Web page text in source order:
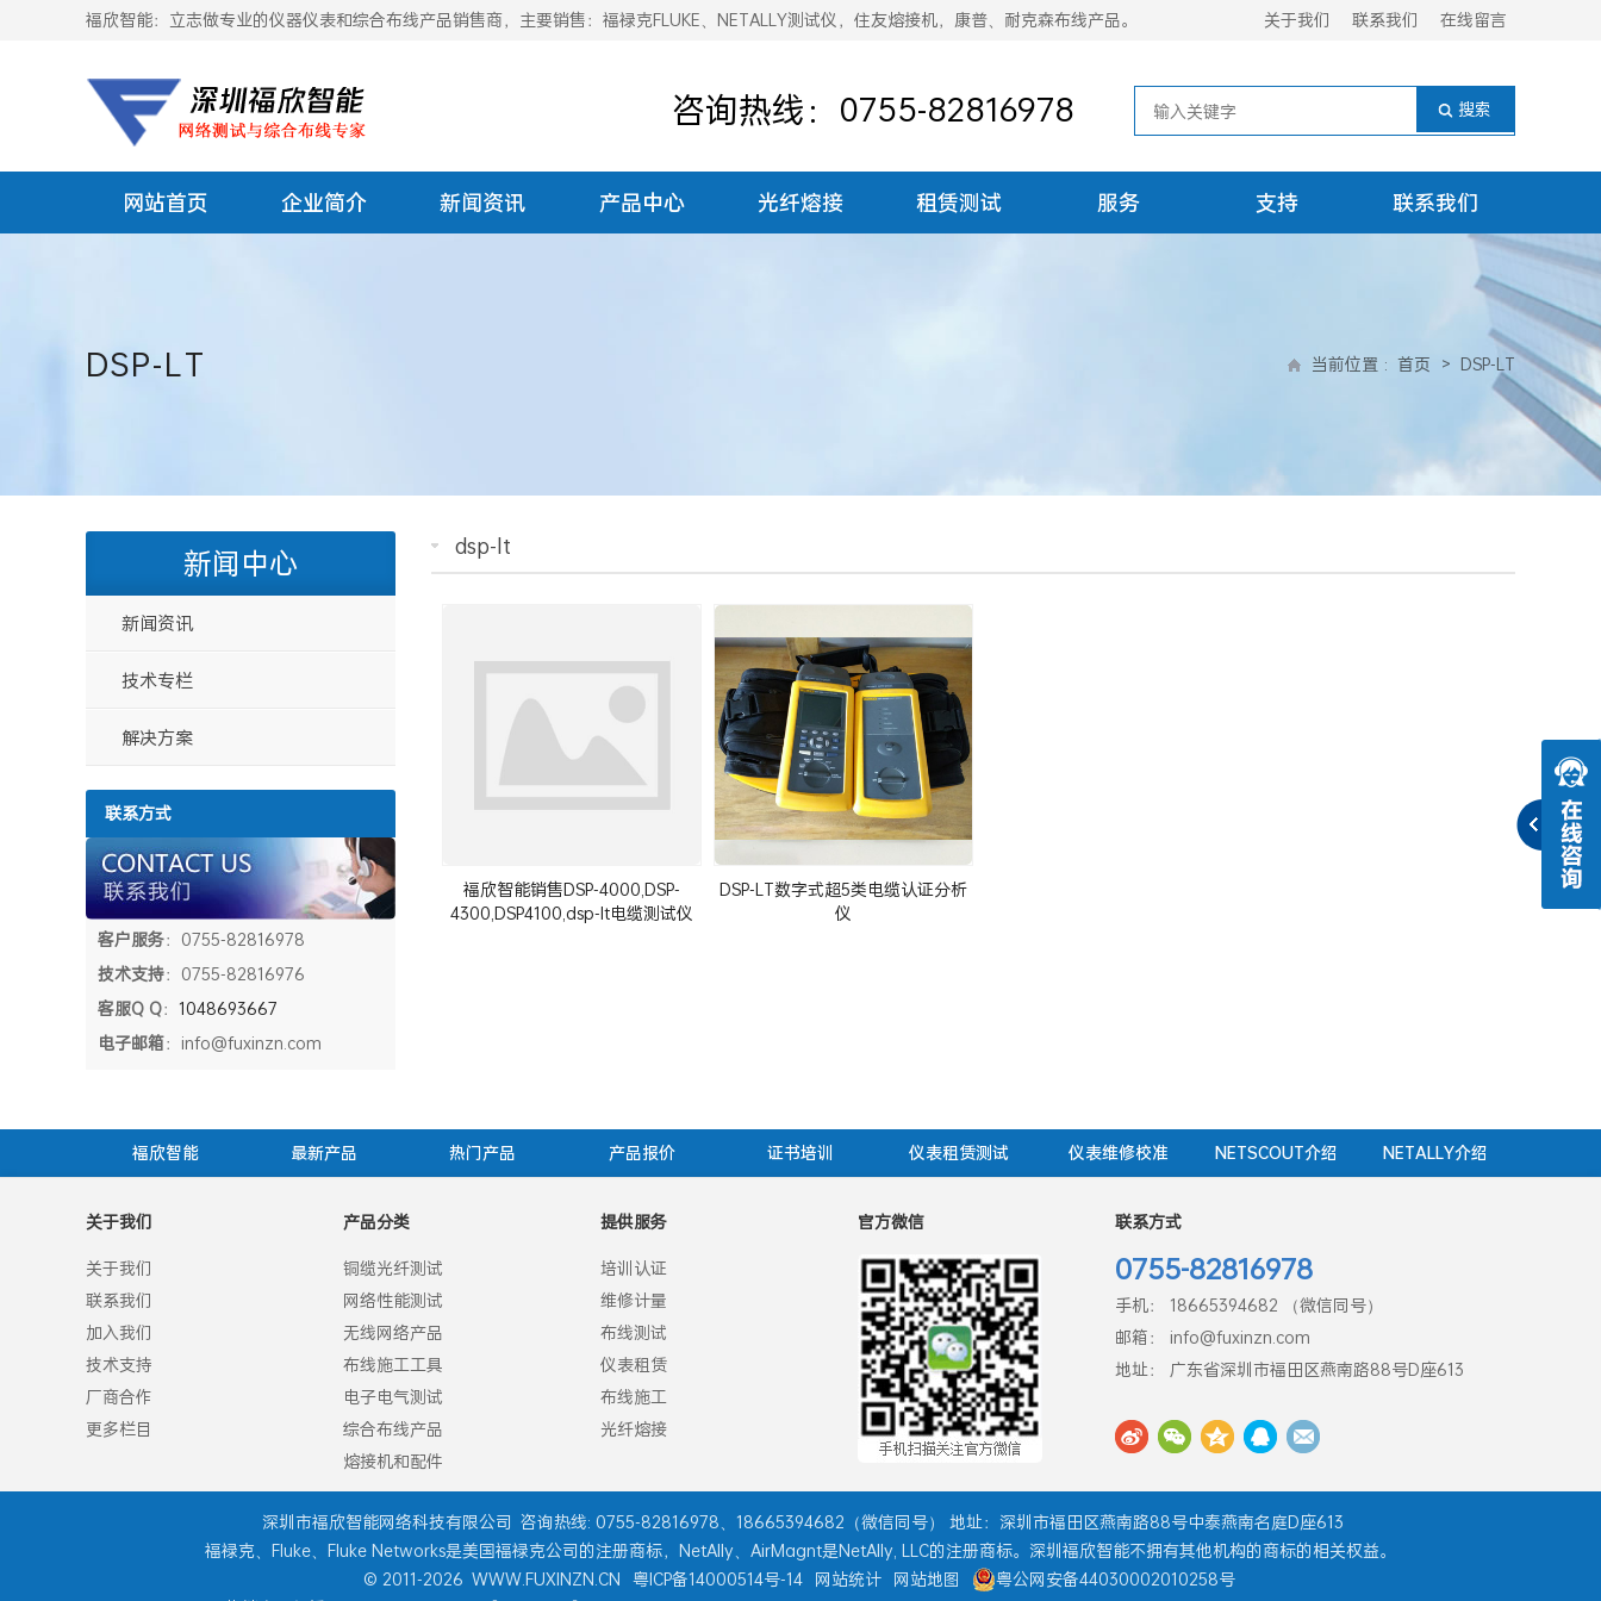
福欣智能：立志做专业的仪器仪表和综合布线产品销售商，主要销售：福禄克FLUKE、NETALLY测试仪，住友熔接机，康普、耐克森布线产品。 关于我们 联系我们 在线留言
咨询热线：0755-82816978
网站首页 企业简介 新闻资讯 产品中心 光纤熔接 租赁测试 服务 支持 联系我们
DSP-LT 当前位置 : 首页 > DSP-LT
dsp-lt
福欣智能销售DSP-4000,DSP-
4300,DSP4100,dsp-lt电缆测试仪
DSP-LT数字式超5类电缆认证分析
仪
新闻中心
新闻资讯
技术专栏
解决方案
联系方式
客户服务：0755-82816978
技术支持：0755-82816976
客服Q Q： 1048693667
电子邮箱：info@fuxinzn.com
福欣智能 最新产品 热门产品 产品报价 证书培训 仪表租赁测试 仪表维修校准 NETSCOUT介绍 NETALLY介绍
关于我们
关于我们
联系我们
加入我们
技术支持
厂商合作
更多栏目
产品分类
铜缆光纤测试
网络性能测试
无线网络产品
布线施工工具
电子电气测试
综合布线产品
熔接机和配件
提供服务
培训认证
维修计量
布线测试
仪表租赁
布线施工
光纤熔接
官方微信 联系方式
0755-82816978
手机： 18665394682 （微信同号）
邮箱： info@fuxinzn.com
地址： 广东省深圳市福田区燕南路88号D座613
深圳市福欣智能网络科技有限公司 咨询热线: 0755-82816978、18665394682（微信同号） 地址：深圳市福田区燕南路88号中泰燕南名庭D座613
福禄克、Fluke、Fluke Networks是美国福禄克公司的注册商标，NetAlly、AirMagnt是NetAlly, LLC的注册商标。深圳福欣智能不拥有其他机构的商标的相关权益。
© 2011-2026 WWW.FUXINZN.CN 粤ICP备14000514号-14 网站统计 网站地图
粤公网安备44030002010258号